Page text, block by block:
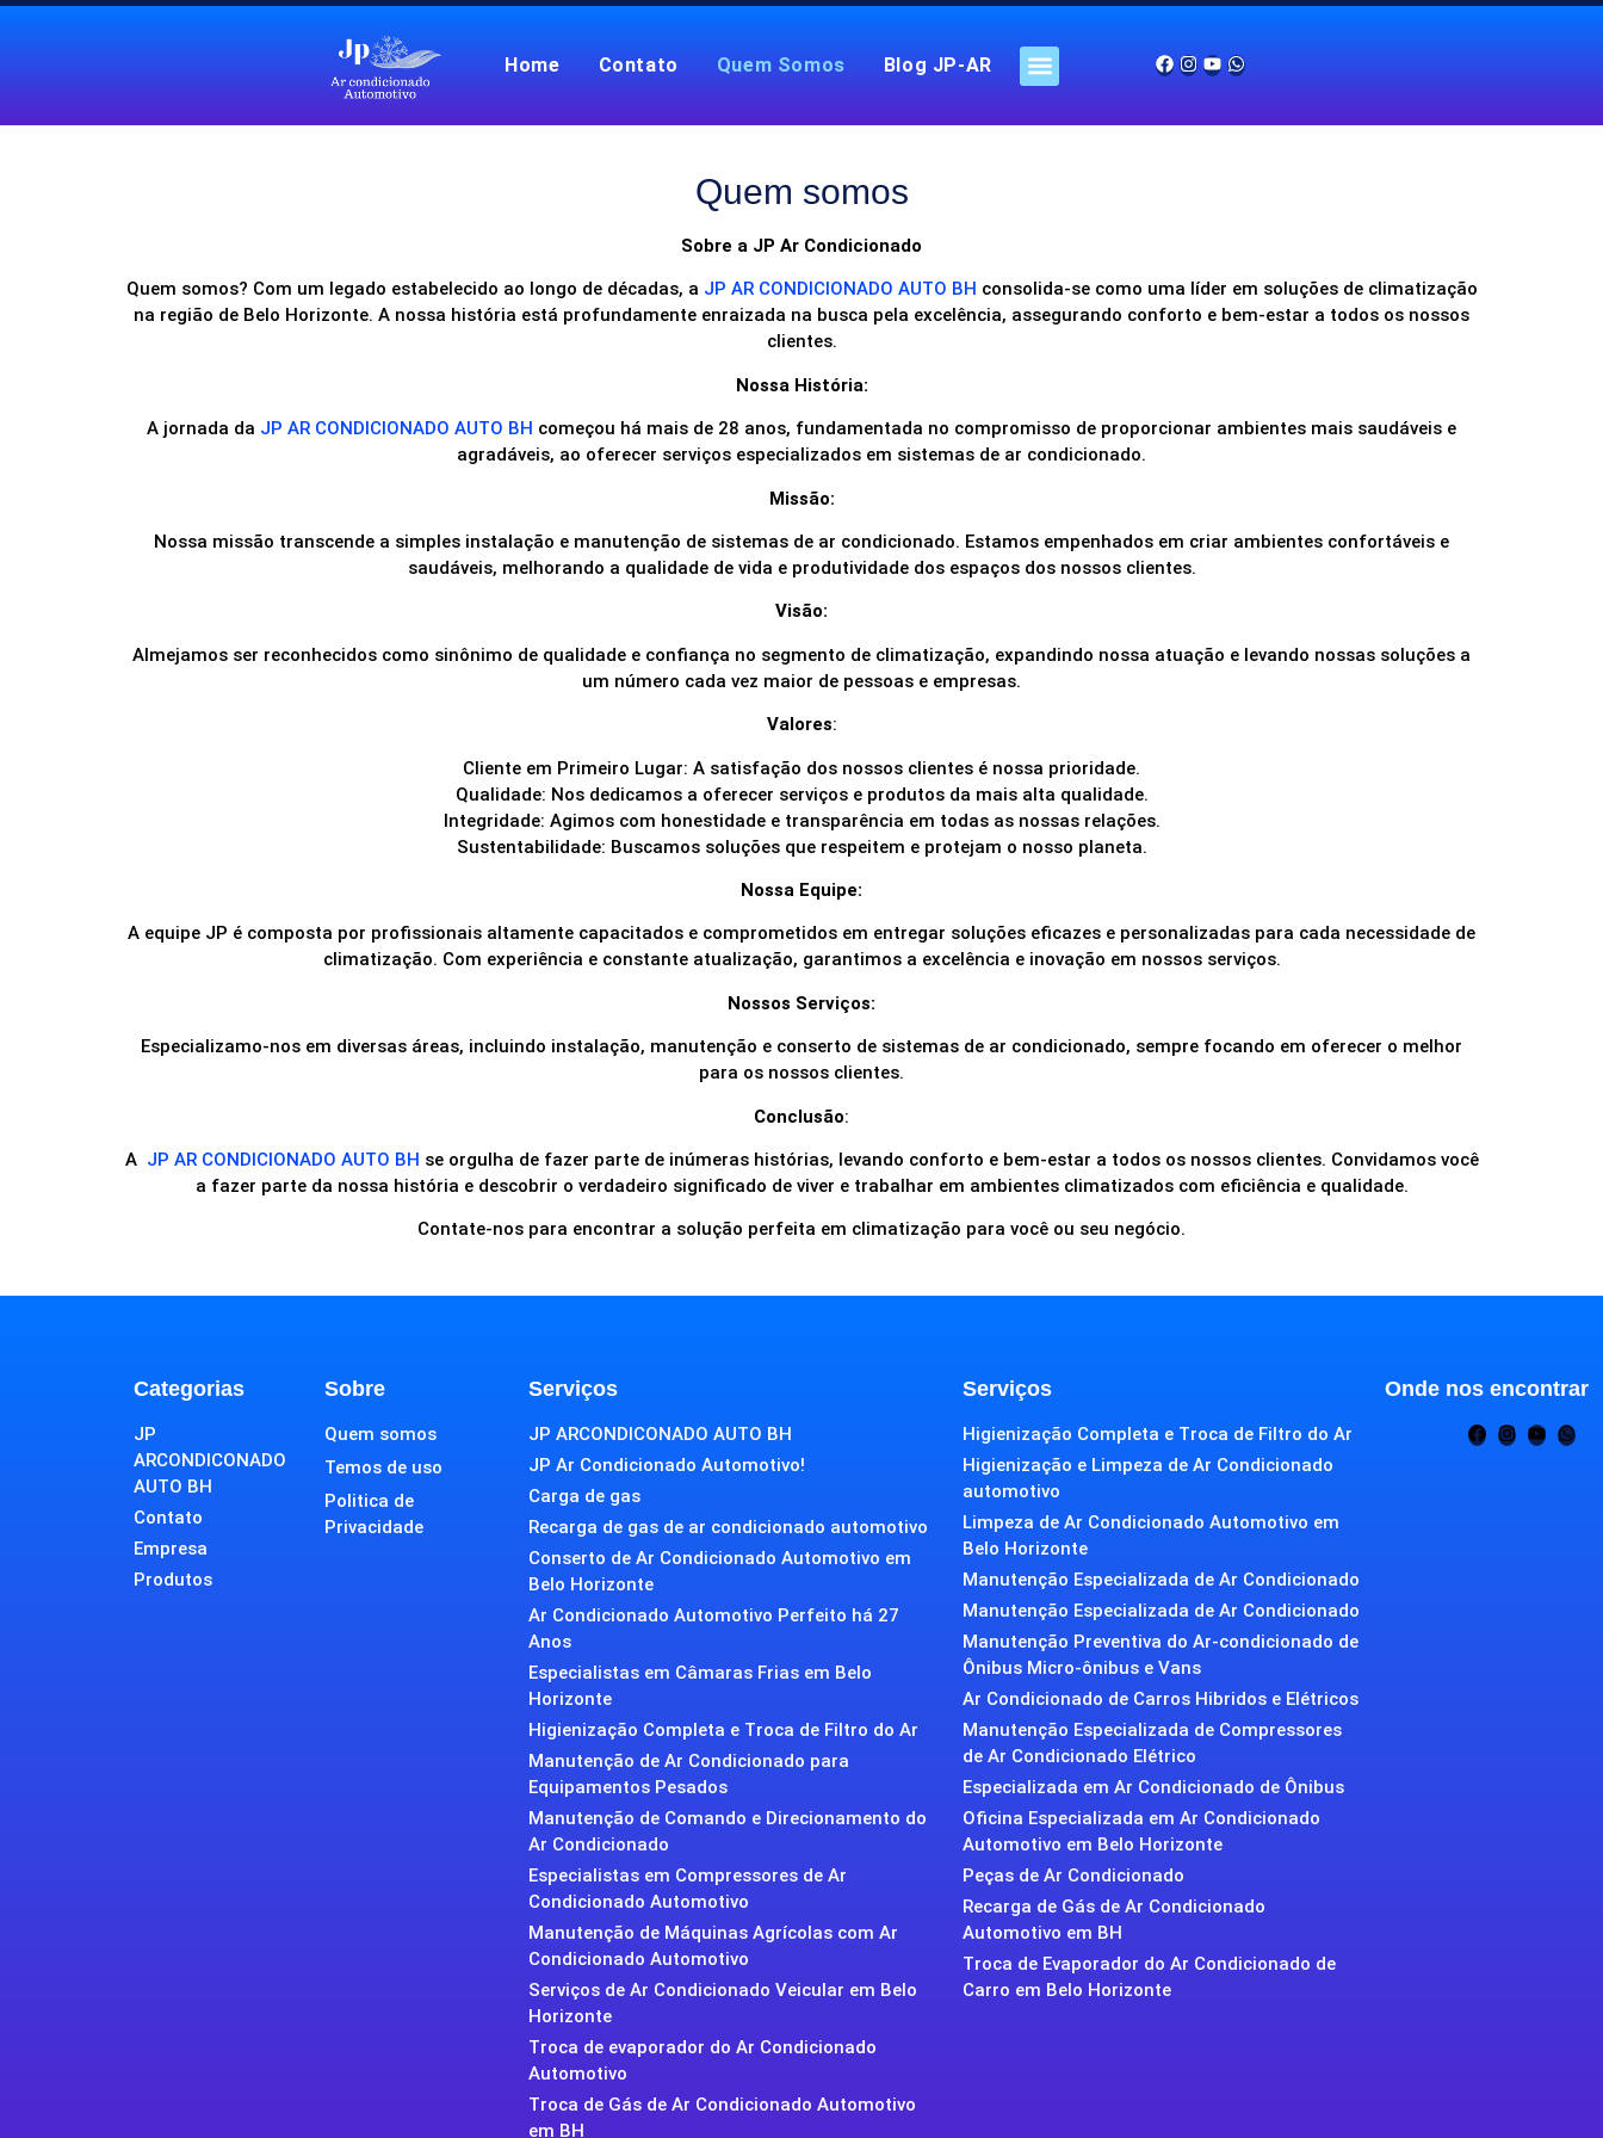
Home Contato Quem Somos Blog JP-AR
Quem somos
Sobre a JP Ar Condicionado
Quem somos? Com um legado estabelecido ao longo de décadas, a JP AR CONDICIONADO AUTO BH consolida-se como uma líder em soluções de climatização
na região de Belo Horizonte. A nossa história está profundamente enraizada na busca pela excelência, assegurando conforto e bem-estar a todos os nossos
clientes.
Nossa História:
A jornada da JP AR CONDICIONADO AUTO BH começou há mais de 28 anos, fundamentada no compromisso de proporcionar ambientes mais saudáveis e
agradáveis, ao oferecer serviços especializados em sistemas de ar condicionado.
Missão:
Nossa missão transcende a simples instalação e manutenção de sistemas de ar condicionado. Estamos empenhados em criar ambientes confortáveis e
saudáveis, melhorando a qualidade de vida e produtividade dos espaços dos nossos clientes.
Visão:
Almejamos ser reconhecidos como sinônimo de qualidade e confiança no segmento de climatização, expandindo nossa atuação e levando nossas soluções a
um número cada vez maior de pessoas e empresas.
Valores:
Cliente em Primeiro Lugar: A satisfação dos nossos clientes é nossa prioridade.
Qualidade: Nos dedicamos a oferecer serviços e produtos da mais alta qualidade.
Integridade: Agimos com honestidade e transparência em todas as nossas relações.
Sustentabilidade: Buscamos soluções que respeitem e protejam o nosso planeta.
Nossa Equipe:
A equipe JP é composta por profissionais altamente capacitados e comprometidos em entregar soluções eficazes e personalizadas para cada necessidade de
climatização. Com experiência e constante atualização, garantimos a excelência e inovação em nossos serviços.
Nossos Serviços:
Especializamo-nos em diversas áreas, incluindo instalação, manutenção e conserto de sistemas de ar condicionado, sempre focando em oferecer o melhor
para os nossos clientes.
Conclusão:
A JP AR CONDICIONADO AUTO BH se orgulha de fazer parte de inúmeras histórias, levando conforto e bem-estar a todos os nossos clientes. Convidamos você
a fazer parte da nossa história e descobrir o verdadeiro significado de viver e trabalhar em ambientes climatizados com eficiência e qualidade.
Contate-nos para encontrar a solução perfeita em climatização para você ou seu negócio.
Categorias
JP
ARCONDICONADO
AUTO BH
Contato
Empresa
Produtos
Sobre
Quem somos
Temos de uso
Politica de
Privacidade
Serviços
JP ARCONDICONADO AUTO BH
JP Ar Condicionado Automotivo!
Carga de gas
Recarga de gas de ar condicionado automotivo
Conserto de Ar Condicionado Automotivo em
Belo Horizonte
Ar Condicionado Automotivo Perfeito há 27
Anos
Especialistas em Câmaras Frias em Belo
Horizonte
Higienização Completa e Troca de Filtro do Ar
Manutenção de Ar Condicionado para
Equipamentos Pesados
Manutenção de Comando e Direcionamento do
Ar Condicionado
Especialistas em Compressores de Ar
Condicionado Automotivo
Manutenção de Máquinas Agrícolas com Ar
Condicionado Automotivo
Serviços de Ar Condicionado Veicular em Belo
Horizonte
Troca de evaporador do Ar Condicionado
Automotivo
Troca de Gás de Ar Condicionado Automotivo
em BH
Serviços
Higienização Completa e Troca de Filtro do Ar
Higienização e Limpeza de Ar Condicionado
automotivo
Limpeza de Ar Condicionado Automotivo em
Belo Horizonte
Manutenção Especializada de Ar Condicionado
Manutenção Especializada de Ar Condicionado
Manutenção Preventiva do Ar-condicionado de
Ônibus Micro-ônibus e Vans
Ar Condicionado de Carros Hibridos e Elétricos
Manutenção Especializada de Compressores
de Ar Condicionado Elétrico
Especializada em Ar Condicionado de Ônibus
Oficina Especializada em Ar Condicionado
Automotivo em Belo Horizonte
Peças de Ar Condicionado
Recarga de Gás de Ar Condicionado
Automotivo em BH
Troca de Evaporador do Ar Condicionado de
Carro em Belo Horizonte
Onde nos encontrar